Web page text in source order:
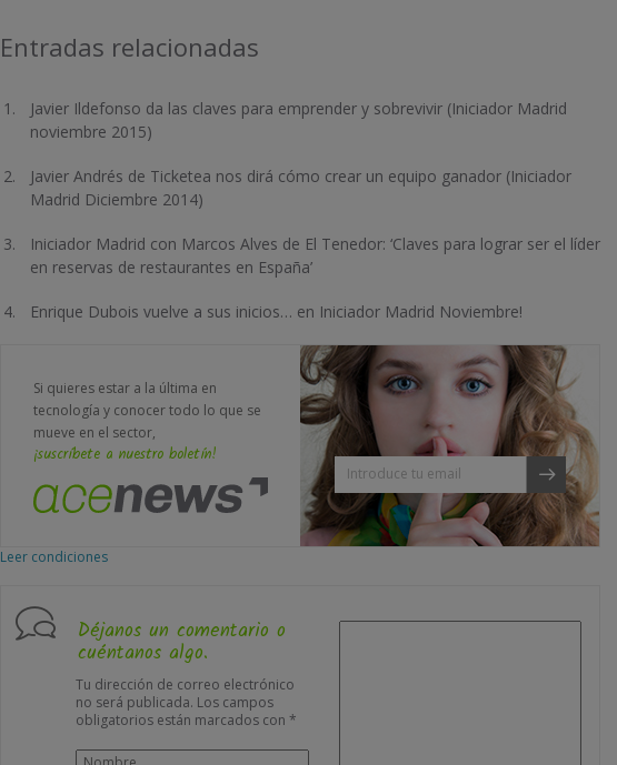
Entradas relacionadas
Javier Ildefonso da las claves para emprender y sobrevivir (Iniciador Madrid
noviembre 2015)
Javier Andrés de Ticketea nos dirá cómo crear un equipo ganador (Iniciador
Madrid Diciembre 2014)
Iniciador Madrid con Marcos Alves de El Tenedor: ‘Claves para lograr ser el líder
en reservas de restaurantes en España’
Enrique Dubois vuelve a sus inicios… en Iniciador Madrid Noviembre!
Si quieres estar a la última en
tecnología y conocer todo lo que se
mueve en el sector,
¡suscríbete a nuestro boletín!
Leer condiciones
Déjanos un comentario o
cuéntanos algo.
Tu dirección de correo electrónico
no será publicada. Los campos
obligatorios están marcados con *